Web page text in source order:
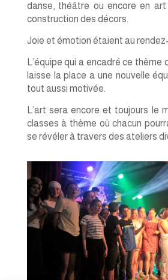
danse, théâtre ou encore en
construction des décors.
Joie et émotion étaient au
L’équipe qui a encadré ce thème
laisse la place a une nouvelle
tout aussi motivée.
L’art sera encore et toujours le
classes à thème où chacun
se révéler à travers des ateliers